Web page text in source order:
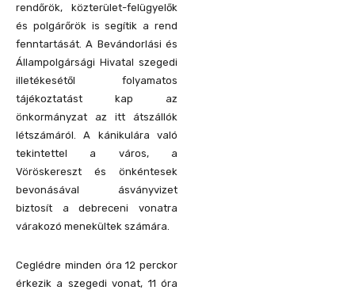
rendőrök, közterület-felügyelők
és polgárőrök is segítik a rend
fenntartását. A Bevándorlási és
Állampolgársági Hivatal szegedi
illetékesétől folyamatos
tájékoztatást kap az
önkormányzat az itt átszállók
létszámáról. A kánikulára való
tekintettel a város, a
Vöröskereszt és önkéntesek
bevonásával ásványvizet
biztosít a debreceni vonatra
várakozó menekültek számára.
Ceglédre minden óra 12 perckor
érkezik a szegedi vonat, 11 óra